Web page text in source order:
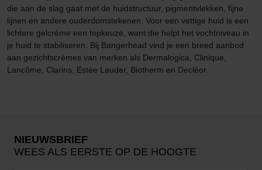
die aan de slag gaat met de huidstructuur, pigmentvlekken, fijne
lijnen en andere ouderdomstekenen. Voor een vettige huid is een
lichtere gelcrème een topkeuze, want die helpt het vochtniveau in
je huid te stabiliseren. Bij Bangerhead vind je een breed aanbod
aan gezichtscrèmes van merken als Dermalogica, Clinique,
Lancôme, Clarins, Estée Lauder, Biotherm en Decléor.
NIEUWSBRIEF
WEES ALS EERSTE OP DE HOOGTE